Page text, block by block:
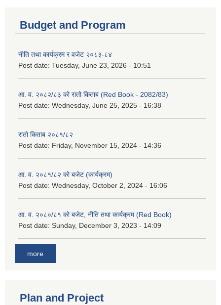
Budget and Program
नीति तथा कार्यक्रम र वजेट २०८३-८४
Post date: Tuesday, June 23, 2026 - 10:51
आ. व. २०८२/८३ को रातो किताब (Red Book - 2082/83)
Post date: Wednesday, June 25, 2025 - 16:38
रातो किताब २०८१/८२
Post date: Friday, November 15, 2024 - 14:36
आ. व. २०८१/८२ को बजेट (कार्यक्रम)
Post date: Wednesday, October 2, 2024 - 16:06
आ. व. २०८०/८१ को बजेट, नीति तथा कार्यक्रम (Red Book)
Post date: Sunday, December 3, 2023 - 14:09
more
Plan and Project